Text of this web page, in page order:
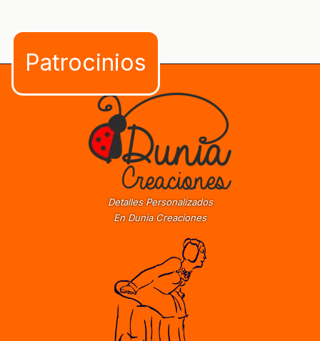
Detalles Personalizados
En Dunia Creaciones